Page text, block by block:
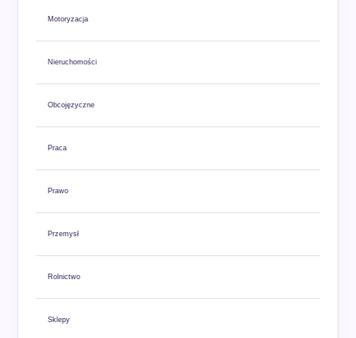
Motoryzacja
Nieruchomości
Obcojęzyczne
Praca
Prawo
Przemysł
Rolnictwo
Sklepy